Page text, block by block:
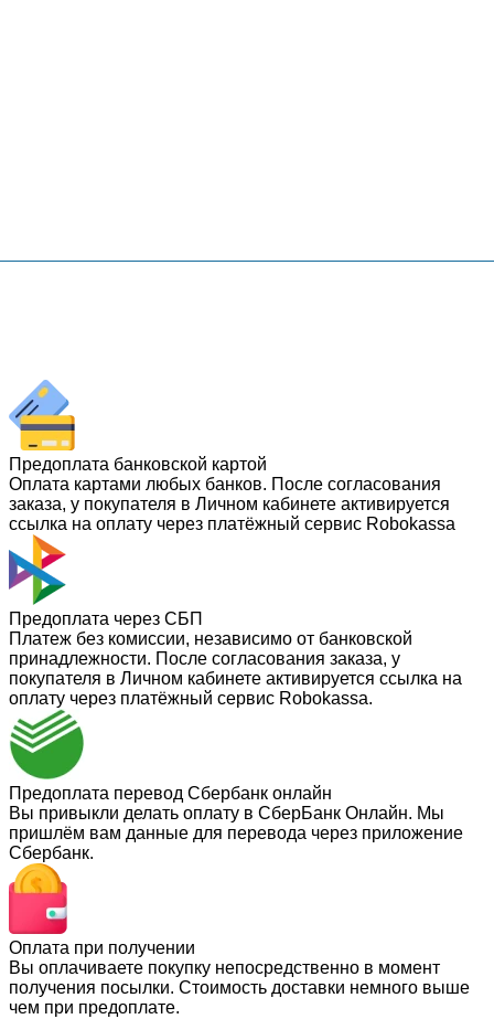
Предоплата банковской картой
Оплата картами любых банков. После согласования
заказа, у покупателя в Личном кабинете активируется
ссылка на оплату через платёжный сервис Robokassa
Предоплата через СБП
Платеж без комиссии, независимо от банковской
принадлежности. После согласования заказа, у
покупателя в Личном кабинете активируется ссылка на
оплату через платёжный сервис Robokassa.
Предоплата перевод Сбербанк онлайн
Вы привыкли делать оплату в СберБанк Онлайн. Мы
пришлём вам данные для перевода через приложение
Сбербанк.
Оплата при получении
Вы оплачиваете покупку непосредственно в момент
получения посылки. Стоимость доставки немного выше
чем при предоплате.